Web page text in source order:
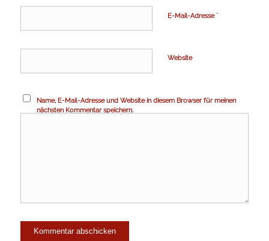
E-Mail-Adresse *
Website
Name, E-Mail-Adresse und Website in diesem Browser für meinen
nächsten Kommentar speichern.